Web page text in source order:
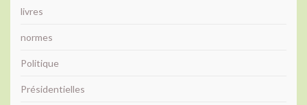
livres
normes
Politique
Présidentielles